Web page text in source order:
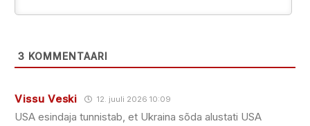
3 KOMMENTAARI
Vissu Veski 12. juuli 2026 10:09
USA esindaja tunnistab, et Ukraina sõda alustati USA